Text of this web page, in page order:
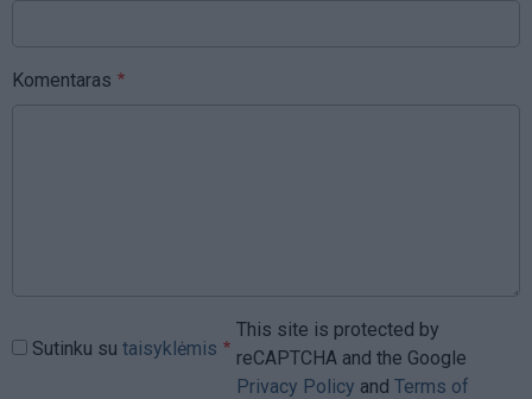
Komentaras
Sutinku su taisyklėmis
This site is protected by
reCAPTCHA and the Google
Privacy Policy and Terms of